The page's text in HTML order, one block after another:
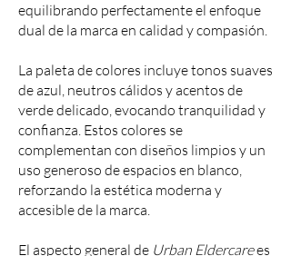
equilibrando perfectamente el enfoque
dual de la marca en calidad y compasión.
La paleta de colores incluye tonos suaves
de azul, neutros cálidos y acentos de
verde delicado, evocando tranquilidad y
confianza. Estos colores se
complementan con diseños limpios y un
uso generoso de espacios en blanco,
reforzando la estética moderna y
accesible de la marca.
El aspecto general de Urban Eldercarees